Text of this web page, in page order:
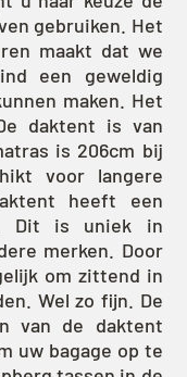
gebruiken. Het
maakt dat we
een geweldig
maken. Het
daktent is van
is 206cm bij
voor langere
heeft een
Dit is uniek in
merken. Door
om zittend in
Wel zo fijn. De
van de daktent
uw bagage op te